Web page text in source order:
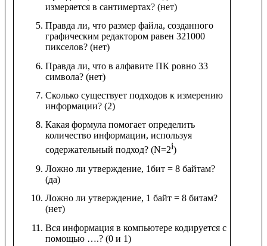
измеряется в сантимертах? (нет)
Правда ли, что размер файла, созданного
графическим редактором равен 321000
пикселов? (нет)
Правда ли, что в алфавите ПК ровно 33
символа? (нет)
Сколько существует подходов к измерению
информации? (2)
Какая формула помогает определить
количество информации, используя
содержательный подход? (N=2i)
Ложно ли утверждение, 1бит = 8 байтам?
(да)
Ложно ли утверждение, 1 байт = 8 битам?
(нет)
Вся информация в компьютере кодируется с
помощью ….? (0 и 1)